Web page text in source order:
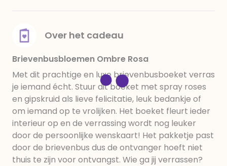
Over het cadeau
Brievenbusbloemen Ombre Rosa
Met dit prachtige en luxe brievenbusboeket verras
je iemand écht. Stuur dit boeket met spray roses
en gipskruid als lieve felicitatie, leuk bedankje of
om iemand op te vrolijken. Het boeket fleurt ieder
interieur op en de verrassing wordt nog leuker
door de persoonlijke wenskaart! Het pakketje past
door de brievenbus dus de ontvanger hoeft niet
thuis te zijn voor ontvangst. Wie ga jij verrassen?